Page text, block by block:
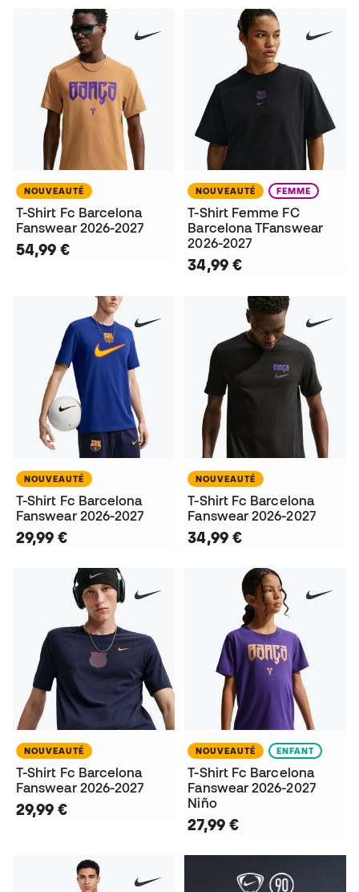
NOUVEAUTÉ
T-Shirt Fc Barcelona
Fanswear 2026-2027
54,99 €
NOUVEAUTÉ FEMME
T-Shirt Femme FC
Barcelona TFanswear
2026-2027
34,99 €
NOUVEAUTÉ
T-Shirt Fc Barcelona
Fanswear 2026-2027
29,99 €
NOUVEAUTÉ
T-Shirt Fc Barcelona
Fanswear 2026-2027
34,99 €
NOUVEAUTÉ
T-Shirt Fc Barcelona
Fanswear 2026-2027
29,99 €
NOUVEAUTÉ ENFANT
T-Shirt Fc Barcelona
Fanswear 2026-2027
Niño
27,99 €